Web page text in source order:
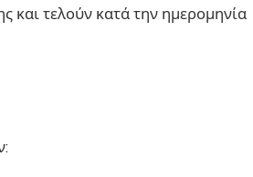
και τελούν κατά την ημερομηνία